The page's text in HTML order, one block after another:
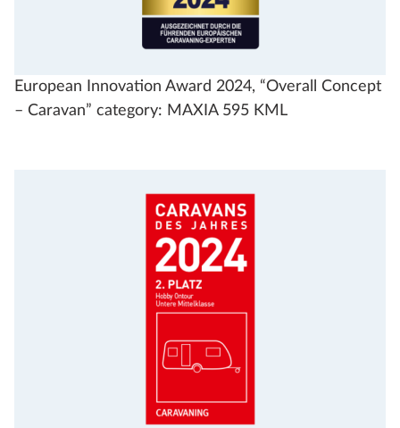
European Innovation Award 2024, “Overall Concept
– Caravan” category: MAXIA 595 KML